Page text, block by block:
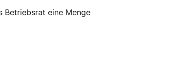
Betriebsrat eine Menge